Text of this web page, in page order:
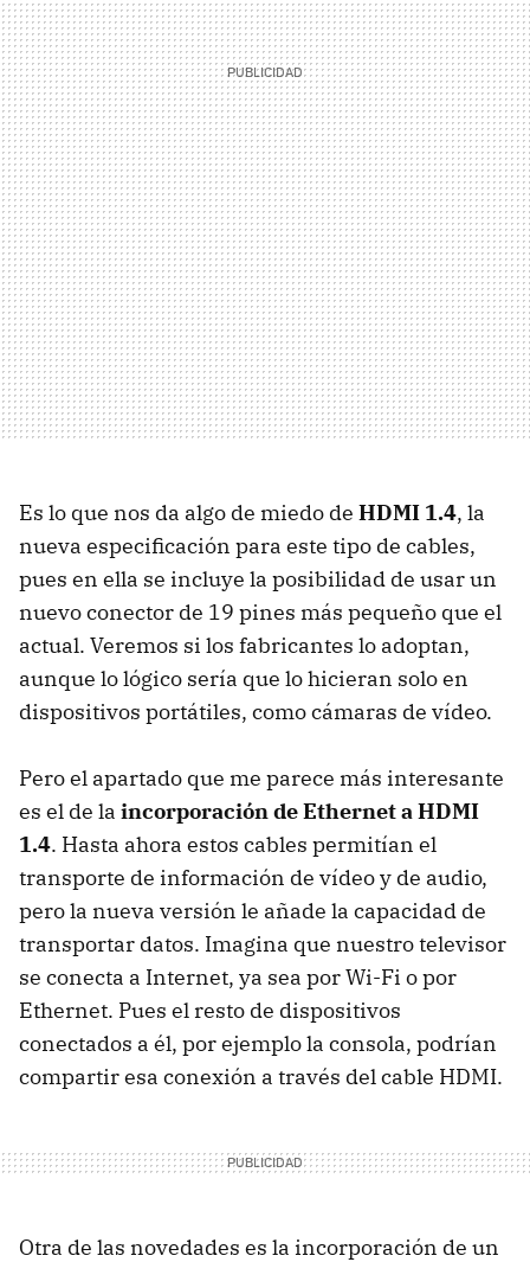
Es lo que nos da algo de miedo de HDMI 1.4, la
nueva especificación para este tipo de cables,
pues en ella se incluye la posibilidad de usar un
nuevo conector de 19 pines más pequeño que el
actual. Veremos si los fabricantes lo adoptan,
aunque lo lógico sería que lo hicieran solo en
dispositivos portátiles, como cámaras de vídeo.
Pero el apartado que me parece más interesante
es el de la incorporación de Ethernet aHDMI
1.4. Hasta ahora estos cables permitían el
transporte de información de vídeo y de audio,
pero la nueva versión le añade la capacidad de
transportar datos. Imagina que nuestro televisor
se conecta a Internet, ya sea por Wi-Fi o por
Ethernet. Pues el resto de dispositivos
conectados a él, por ejemplo la consola, podrían
compartir esa conexión a través del cable HDMI.
Otra de las novedades es la incorporación de un